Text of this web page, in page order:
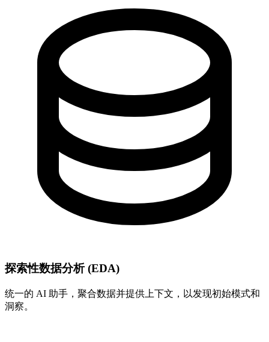
探索性数据分析 (EDA)
统一的 AI 助手，聚合数据并提供上下文，以发现初始模式和
洞察。